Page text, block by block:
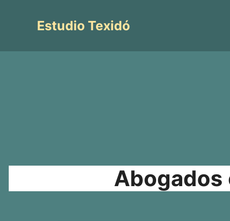
contenidoEstudio Texidó
Abogados